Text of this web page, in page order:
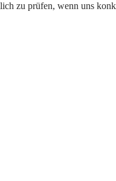
zu prüfen, wenn uns